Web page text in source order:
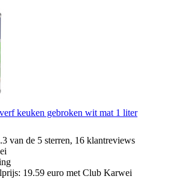
keuken gebroken wit mat 1 liter
van de 5 sterren, 16 klantreviews
19.59 euro met Club Karwei